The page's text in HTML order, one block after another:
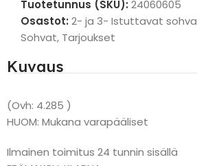
Tuotetunnus (SKU): 24060605
Osastot: 2- ja 3- Istuttavat
Sohvat, Tarjoukset
Kuvaus
(Ovh: 4.285 )
HUOM: Mukana varapääliset
Ilmainen toimitus 24 tunnin sisällä